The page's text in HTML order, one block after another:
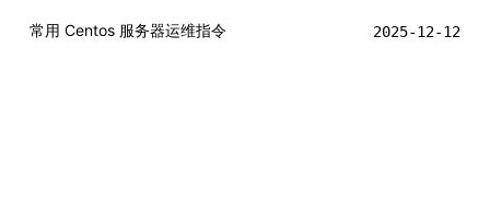
常用 Centos 服务器运维指令 2025-12-12